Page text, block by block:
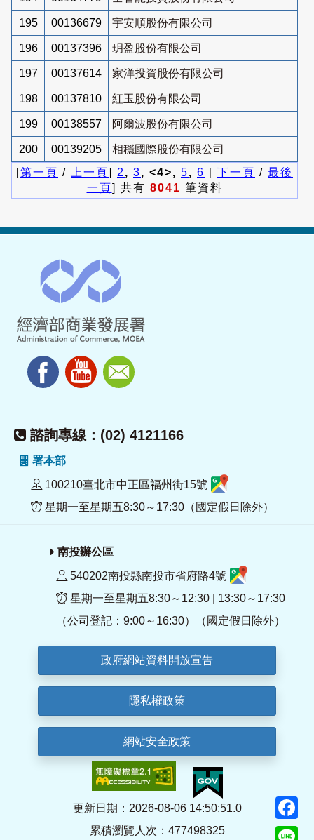
195 00136679 宇安順股份有限公司
196 00137396 玥盈股份有限公司
197 00137614 家洋投資股份有限公司
198 00137810 紅玉股份有限公司
199 00138557 阿爾波股份有限公司
200 00139205
相穩國際股份有限公司
[第一頁 / 上一頁] 2 , 3, <4>, 5, 6 [ 下一頁 / 最後
一頁] 共有 8041 筆資料
諮詢專線：(02) 4121166
署本部
100210臺北市中正區福州街15號
星期一至星期五8:30～17:30（國定假日除外）
南投辦公區
540202南投縣南投市省府路4號
星期一至星期五8:30～12:30 | 13:30～17:30
（公司登記：9:00～16:30）（國定假日除外）
政府網站資料開放宣告
隱私權政策
網站安全政策
更新日期：2026-08-06 14:50:51.0
累積瀏覽人次：477498325